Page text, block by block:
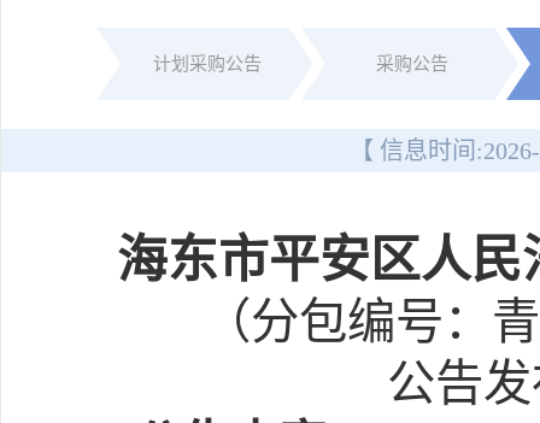
计划采购公告 采购公告
【 信息时间:
海东市平安区人民
（分包编号：
公告